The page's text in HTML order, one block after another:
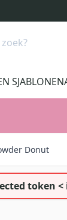
SJABLONEN
Donut
token <